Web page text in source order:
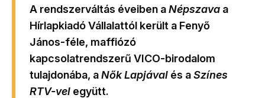
A rendszerváltás éveiben aNépszava a
Hírlapkiadó Vállalattól került a Fenyő
János-féle, maffiózó
kapcsolatrendszerű VICO-birodalom
tulajdonába, aNők Lapjával és aSzínes
RTV-vel együtt.